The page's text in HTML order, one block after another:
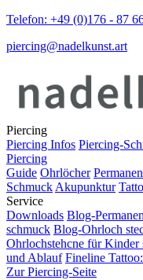
Telefon: +49 (0)176 - 87
piercing@nadelkunst.art
Piercing
Piercing Infos Piercing-
Piercing
Guide Ohrlöcher
Schmuck Akupunktur
Service
Downloads Blog-
schmuck Blog-Ohrloch
Ohrlochstehcne für Kinder
und Ablauf Fineline
Zur Piercing-Seite